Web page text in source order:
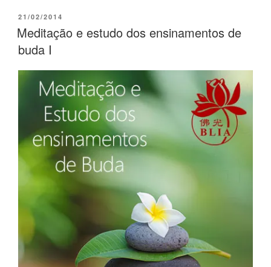
21/02/2014
Meditação e estudo dos ensinamentos de
buda I